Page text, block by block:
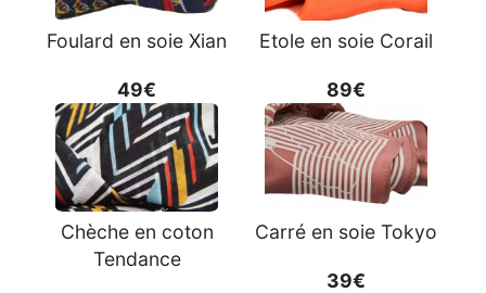
Foulard en soie Xian
49€
Etole en soie Corail
89€
Chèche en coton
Tendance
Carré en soie Tokyo
39€